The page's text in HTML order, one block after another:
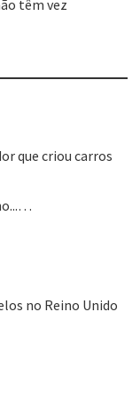
têm vez
que criou carros
no Reino Unido